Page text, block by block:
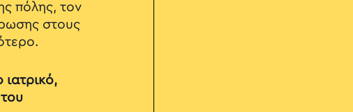
πόλης, τον
στους
ιατρικό,